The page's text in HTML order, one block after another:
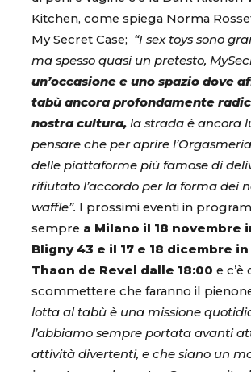
Kitchen, come spiega Norma
My Secret Case; “I sex toys sono
ma spesso quasi un pretesto,
un’occasione e uno spazio dove
tabù ancora profondamente
nostra cultura, la strada è ancora
pensare che per aprire
delle piattaforme più famose di
rifiutato l’accordo per la forma dei
waffle”. I prossimi eventi in
sempre a Milano il 18 novembre
Bligny 43 e il 17 e 18 dicembre
Thaon de Revel dalle 18:00 e c’è
scommettere che faranno il
lotta al tabù è una missione
l’abbiamo sempre portata avanti
attività divertenti, e che siano un